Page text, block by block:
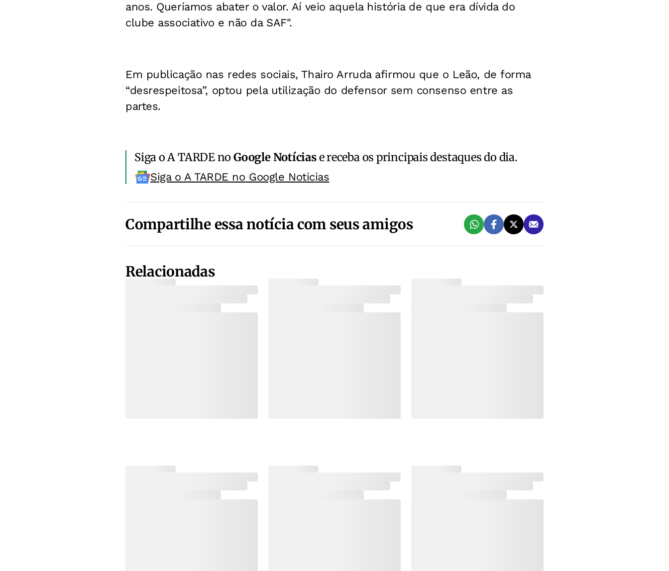
anos. Queríamos abater o valor. Aí veio aquela história de que era dívida do
clube associativo e não da SAF".
Em publicação nas redes sociais, Thairo Arruda afirmou que o Leão, de forma
“desrespeitosa”, optou pela utilização do defensor sem consenso entre as
partes.
Siga o A TARDE noGoogle Notíciase receba os principais destaques do dia.
Siga o A TARDE no Google Noticias
Compartilhe essa notícia com seus amigos
Relacionadas